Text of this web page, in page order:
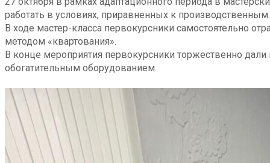
работать в условиях, приравненных к производственным.
В ходе мастер-класса первокурсники самостоятельно
методом «квартования».
В конце мероприятия первокурсники торжественно
обогатительным оборудованием.